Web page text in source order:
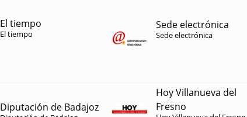
El tiempo
El tiempo
Sede electrónica
Sede electrónica
Diputación de Badajoz
Hoy Villanueva del
Fresno